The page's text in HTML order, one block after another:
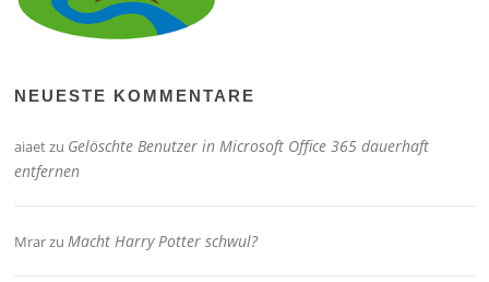
NEUESTE KOMMENTARE
aiaetzu Gelöschte Benutzer in Microsoft Office 365 dauerhaft
entfernen
MrarzuMacht Harry Potter schwul?